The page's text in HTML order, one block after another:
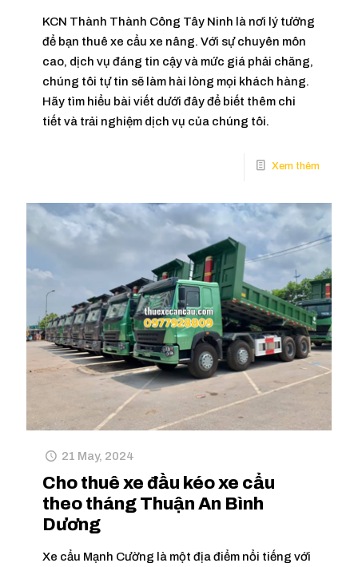
KCN Thành Thành Công Tây Ninh là nơi lý tưởng
để bạn thuê xe cẩu xe nâng. Với sự chuyên môn
cao, dịch vụ đáng tin cậy và mức giá phải chăng,
chúng tôi tự tin sẽ làm hài lòng mọi khách hàng.
Hãy tìm hiểu bài viết dưới đây để biết thêm chi
tiết và trải nghiệm dịch vụ của chúng tôi.
21 May, 2024
Cho thuê xe đầu kéo xe cẩu
theo tháng Thuận An Bình
Dương
Xe cẩu Mạnh Cường là một địa điểm nổi tiếng với